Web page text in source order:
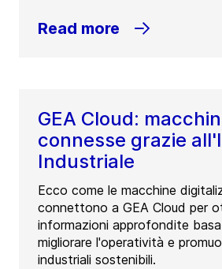
Read more
GEA Cloud:
connesse grazie
Industriale
Ecco come le macchine
connettono a GEA Cloud per
informazioni approfondite
migliorare l'operatività e
industriali sostenibili.